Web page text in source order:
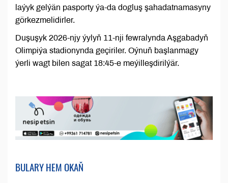
laýyk gelýän pasporty ýa-da dogluş şahadatnamasyny
görkezmelidirler.
Duşuşyk 2026-njy ýylyň 11-nji fewralynda Aşgabadyň
Olimpiýa stadionynda geçiriler. Oýnuň başlanmagy
ýerli wagt bilen sagat 18:45-e meýilleşdirilýär.
BULARY HEM OKAŇ